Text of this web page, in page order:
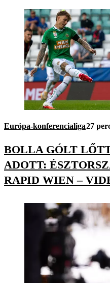
Európa-konferencialiga27
BOLLA GÓLT
ADOTT:
RAPID WIEN –